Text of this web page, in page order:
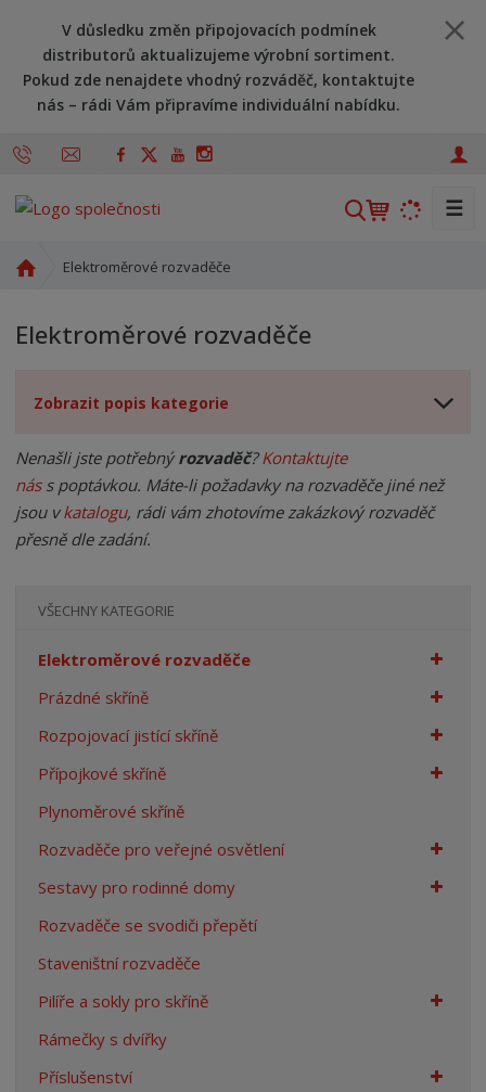
V důsledku změn připojovacích podmínek
distributorů aktualizujeme výrobní sortiment.
Pokud zde nenajdete vhodný rozváděč, kontaktujte
nás – rádi Vám připravíme individuální nabídku.
V
☰
d
s
r
a
Elektroměrové rozvaděče
Elektroměrové rozvaděče
Zobrazit popis kategorie
Nenašli jste potřebný rozvaděč?Kontaktujte
náss poptávkou. Máte-li požadavky na rozvaděče jiné než
jsou vkatalogu, rádi vám zhotovíme zakázkový rozvaděč
přesně dle zadání.
VŠECHNY KATEGORIE
Elektroměrové rozvaděče
Prázdné skříně
Rozpojovací jistící skříně
Přípojkové skříně
Plynoměrové skříně
Rozvaděče pro veřejné osvětlení
Sestavy pro rodinné domy
Rozvaděče se svodiči přepětí
Staveništní rozvaděče
Pilíře a sokly pro skříně
Rámečky s dvířky
Příslušenství